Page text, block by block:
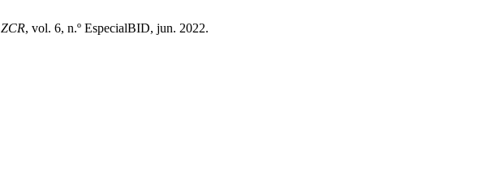
ZCR, vol. 6, n.º EspecialBID, jun. 2022.